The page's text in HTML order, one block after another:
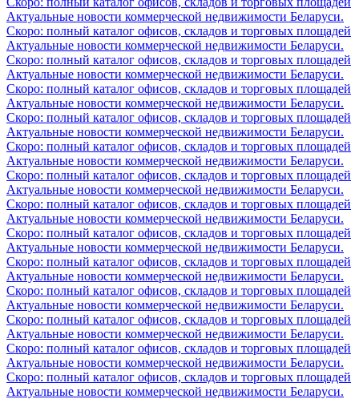
Актуальные новости коммерческой недвижимости Беларуси.
Скоро: полный каталог офисов, складов и торговых площадей
Актуальные новости коммерческой недвижимости Беларуси.
Скоро: полный каталог офисов, складов и торговых площадей
Актуальные новости коммерческой недвижимости Беларуси.
Скоро: полный каталог офисов, складов и торговых площадей
Актуальные новости коммерческой недвижимости Беларуси.
Скоро: полный каталог офисов, складов и торговых площадей
Актуальные новости коммерческой недвижимости Беларуси.
Скоро: полный каталог офисов, складов и торговых площадей
Актуальные новости коммерческой недвижимости Беларуси.
Скоро: полный каталог офисов, складов и торговых площадей
Актуальные новости коммерческой недвижимости Беларуси.
Скоро: полный каталог офисов, складов и торговых площадей
Актуальные новости коммерческой недвижимости Беларуси.
Скоро: полный каталог офисов, складов и торговых площадей
Актуальные новости коммерческой недвижимости Беларуси.
Скоро: полный каталог офисов, складов и торговых площадей
Актуальные новости коммерческой недвижимости Беларуси.
Скоро: полный каталог офисов, складов и торговых площадей
Актуальные новости коммерческой недвижимости Беларуси.
Скоро: полный каталог офисов, складов и торговых площадей
Актуальные новости коммерческой недвижимости Беларуси.
Скоро: полный каталог офисов, складов и торговых площадей
Актуальные новости коммерческой недвижимости Беларуси.
Скоро: полный каталог офисов, складов и торговых площадей
Актуальные новости коммерческой недвижимости Беларуси.